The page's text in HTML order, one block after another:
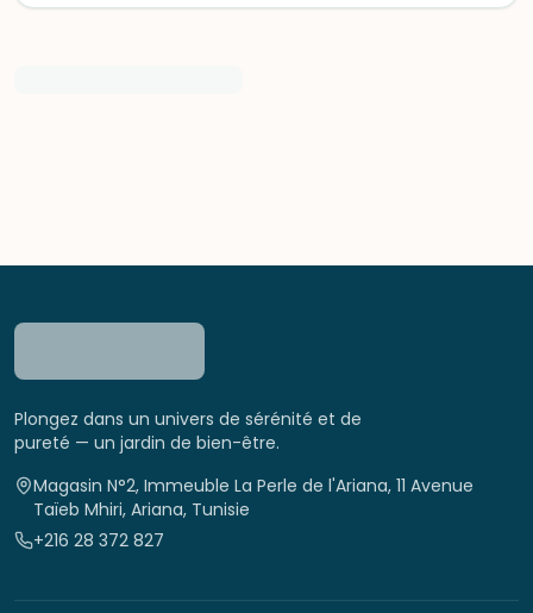
Plongez dans un univers de sérénité et de
pureté — un jardin de bien-être.
Magasin N°2, Immeuble La Perle de l'Ariana, 11 Avenue
Taïeb Mhiri, Ariana, Tunisie
+216 28 372 827